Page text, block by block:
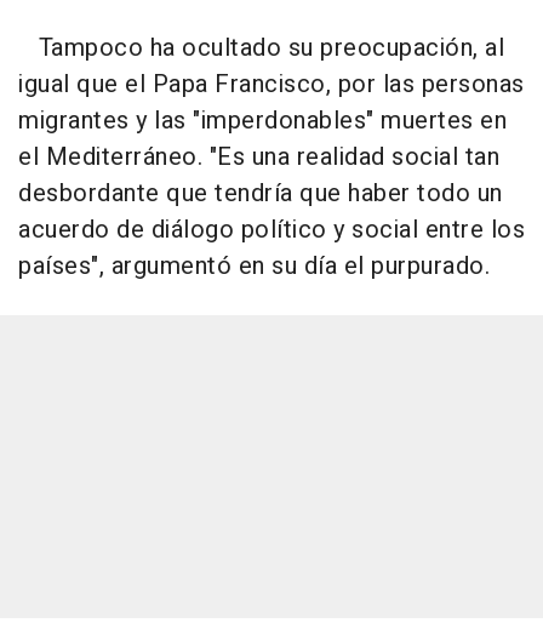
Tampoco ha ocultado su preocupación, al
igual que el Papa Francisco, por las personas
migrantes y las "imperdonables" muertes en
el Mediterráneo. "Es una realidad social tan
desbordante que tendría que haber todo un
acuerdo de diálogo político y social entre los
países", argumentó en su día el purpurado.